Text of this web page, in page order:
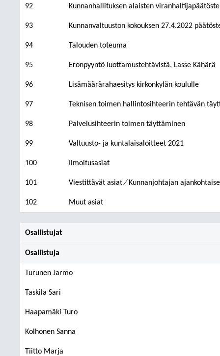
92 Kunnanhallituksen alaisten
93 Kunnanvaltuuston kokouksen 27.4.2022
94 Talouden toteuma
95 Eronpyyntö luottamustehtävistä, Lasse Kähärä
96 Lisämäärärahaesitys kirkonkylän koululle
97 Teknisen toimen hallintosihteerin tehtävän
98 Palvelusihteerin toimen täyttäminen
99 Valtuusto- ja kuntalaisaloitteet 2021
100 Ilmoitusasiat
101 Viestittävät asiat ⁄ Kunnanjohtajan
102 Muut asiat
Osallistujat
Osallistuja
Turunen Jarmo
Taskila Sari
Haapamäki Turo
Kolhonen Sanna
Tiitto Marja